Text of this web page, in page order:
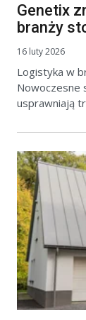
Genetix
branży
16 luty 2026
Logistyka w
Nowoczesne
usprawniają